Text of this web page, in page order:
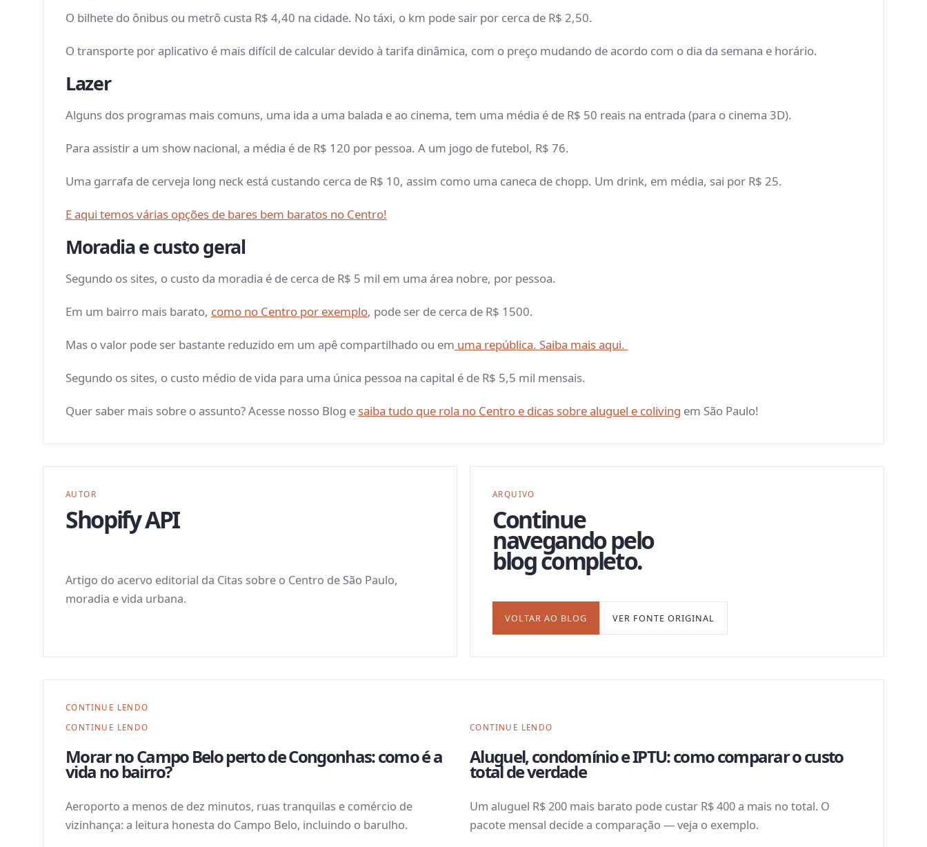
O bilhete do ônibus ou metrô custa R$ 4,40 na cidade. No táxi, o km pode sair por cerca de R$ 2,50.
O transporte por aplicativo é mais difícil de calcular devido à tarifa dinâmica, com o preço mudando de acordo com o dia da semana e horário.
Lazer
Alguns dos programas mais comuns, uma ida a uma balada e ao cinema, tem uma média é de R$ 50 reais na entrada (para o cinema 3D).
Para assistir a um show nacional, a média é de R$ 120 por pessoa. A um jogo de futebol, R$ 76.
Uma garrafa de cerveja long neck está custando cerca de R$ 10, assim como uma caneca de chopp. Um drink, em média, sai por R$ 25.
E aqui temos várias opções de bares bem baratos no Centro!
Moradia e custo geral
Segundo os sites, o custo da moradia é de cerca de R$ 5 mil em uma área nobre, por pessoa.
Em um bairro mais barato, como no Centro por exemplo, pode ser de cerca de R$ 1500.
Mas o valor pode ser bastante reduzido em um apê compartilhado ou em uma república. Saiba mais aqui.
Segundo os sites, o custo médio de vida para uma única pessoa na capital é de R$ 5,5 mil mensais.
Quer saber mais sobre o assunto? Acesse nosso Blog e saiba tudo que rola no Centro e dicas sobre aluguel e coliving em São Paulo!
AUTOR
Shopify API
Artigo do acervo editorial da Citas sobre o Centro de São Paulo,
moradia e vida urbana.
ARQUIVO
Continue
navegando pelo
blog completo.
VOLTAR AO BLOG VER FONTE ORIGINAL
CONTINUE LENDO
CONTINUE LENDO
Morar no Campo Belo perto de Congonhas: como é a
vida no bairro?
Aeroporto a menos de dez minutos, ruas tranquilas e comércio de
vizinhança: a leitura honesta do Campo Belo, incluindo o barulho.
CONTINUE LENDO
Aluguel, condomínio e IPTU: como comparar o custo
total de verdade
Um aluguel R$ 200 mais barato pode custar R$ 400 a mais no total. O
pacote mensal decide a comparação — veja o exemplo.